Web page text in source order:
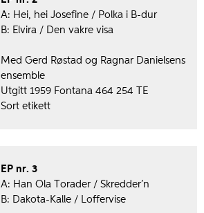
A: Hei, hei Josefine / Polka i B-dur
B: Elvira / Den vakre visa
Med Gerd Røstad og Ragnar Danielsens
ensemble
Utgitt 1959 Fontana 464 254 TE
Sort etikett
EP nr. 3
A: Han Ola Torader / Skredder’n
B: Dakota-Kalle / Loffervise